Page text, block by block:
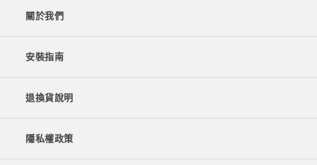
關於我們
安裝指南
退換貨說明
隱私權政策